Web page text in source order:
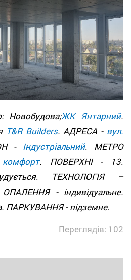
Новобудова;ЖК Янтарний.
T&R Builders. АДРЕСА - вул.
- Індустріальний. МЕТРО
комфорт. ПОВЕРХНІ - 13.
ТЕХНОЛОГІЯ –
ОПАЛЕННЯ - індивідуальне.
ПАРКУВАННЯ - підземне.
Переглядів: 102